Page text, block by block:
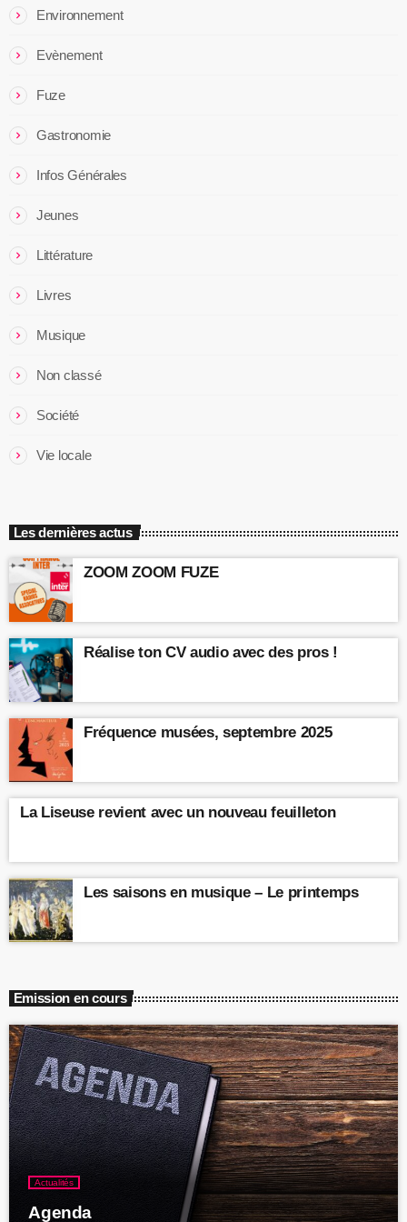
Environnement
Evènement
Fuze
Gastronomie
Infos Générales
Jeunes
Littérature
Livres
Musique
Non classé
Société
Vie locale
Les dernières actus
ZOOM ZOOM FUZE
Réalise ton CV audio avec des pros !
Fréquence musées, septembre 2025
La Liseuse revient avec un nouveau feuilleton
Les saisons en musique – Le printemps
Emission en cours
Actualités
Agenda